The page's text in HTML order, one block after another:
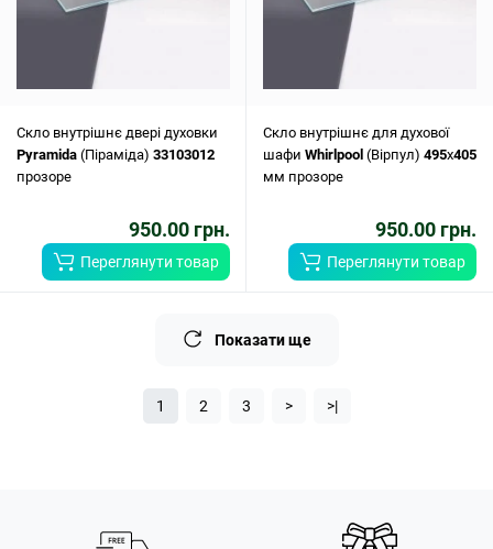
Скло внутрішнє двері духовки
Pyramida (Піраміда) 33103012
прозоре
950.00 грн.
Переглянути товар
Скло внутрішнє для духової
шафи Whirlpool (Вірпул) 495x405
мм прозоре
950.00 грн.
Переглянути товар
Показати ще
1 2 3 > >|